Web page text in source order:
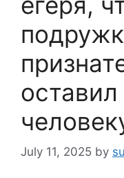
July 11, 2025 by